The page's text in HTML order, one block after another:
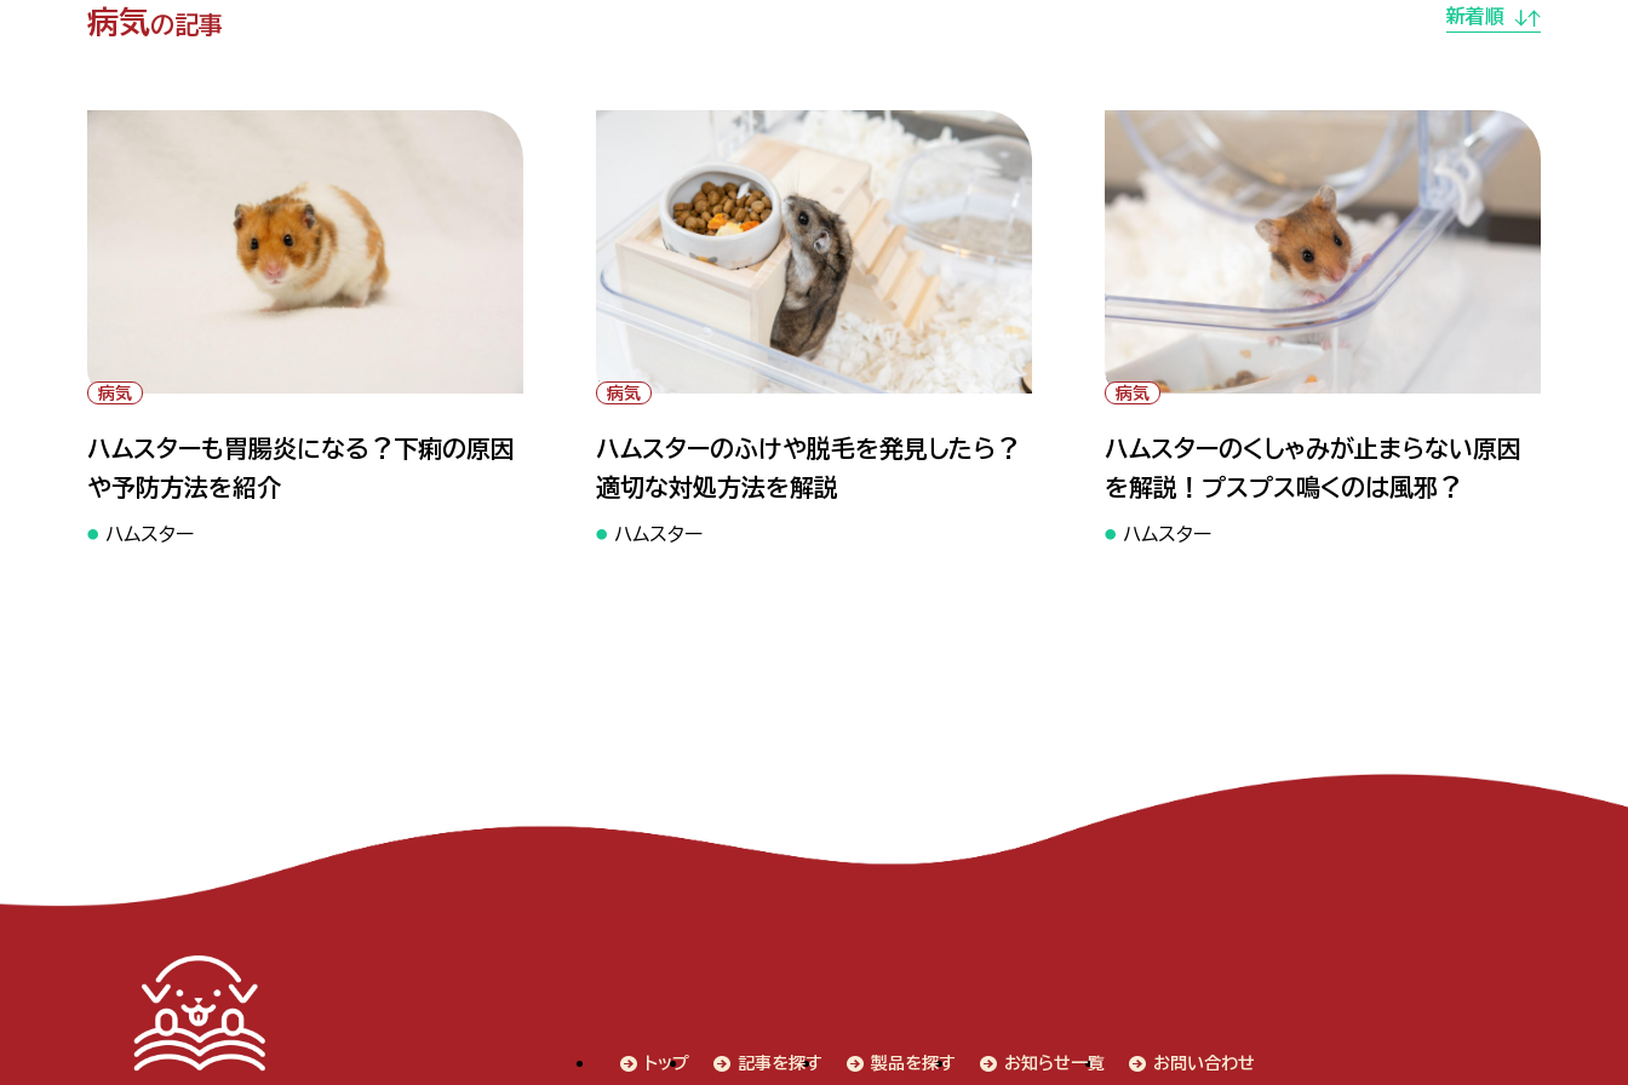
病気の記事 新着順
予防方法を紹介">
病気
ハムスターも胃腸炎になる？下痢の原因
や予防方法を紹介
ハムスター
" alt="ハムスターのふけや脱毛を発見したら？適
切な対処方法を解説">
病気
ハムスターのふけや脱毛を発見したら？
適切な対処方法を解説
ハムスター
" alt="ハムスターのくしゃみが止まらない原因を
解説！プスプス鳴くのは風邪？">
病気
ハムスターのくしゃみが止まらない原因
を解説！プスプス鳴くのは風邪？
ハムスター
トップ 記事を探す 製品を探す お知らせ一覧 お問い合わせ